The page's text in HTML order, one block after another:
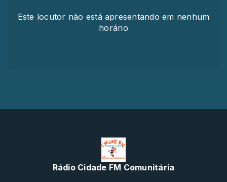
Este locutor não está apresentando em nenhum
horário
Rádio Cidade FM Comunitária